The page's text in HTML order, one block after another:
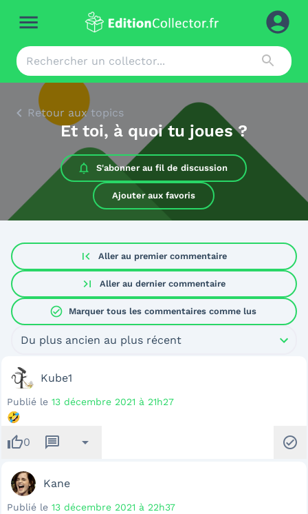
Retour aux topics
Et toi, à quoi tu joues ?
S'abonner au fil de discussion
Ajouter aux favoris
first_page Aller au premier commentaire
last_page Aller au dernier commentaire
check_circle Marquer tous les commentaires comme lus
Du plus ancien au plus récent
Kube1
Publié le 13 décembre 2021 à 21h27
🤣
thumb_up0 message arrow_drop_down check_circle
Kane
Publié le 13 décembre 2021 à 22h37